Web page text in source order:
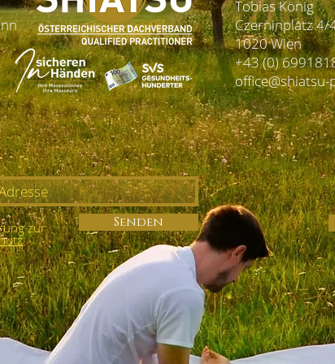
MÄNNERGESUNDHEIT
KINDERWUNSCH
TSUBOS & AKUPRESSURPUNKTE
& WORKSHOPS ERFAHRUNGSBERICHTE
Tobias König
Czerninplatz 4/
1020 Wien
+43 (0)
office@shiatsu-
zur Senden